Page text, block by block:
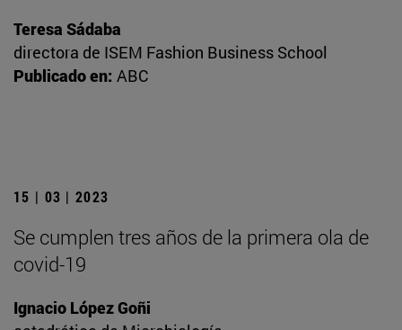
Teresa Sádaba
directora de ISEM Fashion Business School
Publicado en: ABC
15 | 03 | 2023
Se cumplen tres años de la primera ola de
covid-19
Ignacio López Goñi